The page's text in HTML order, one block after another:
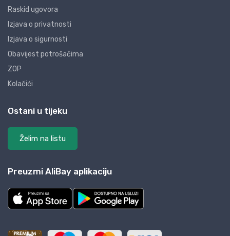
Raskid ugovora
Izjava o privatnosti
Izjava o sigurnosti
Obavijest potrošačima
ZOP
Kolačići
Ostani u tijeku
Želim na listu
Preuzmi AliBay aplikaciju